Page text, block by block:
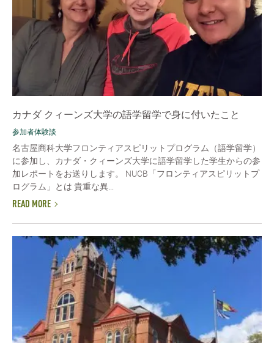
カナダ クィーンズ大学の語学留学で身に付いたこと
参加者体験談
名古屋商科大学フロンティアスピリットプログラム（語学留学）
に参加し、カナダ・クィーンズ大学に語学留学した学生からの参
加レポートをお送りします。 NUCB「フロンティアスピリットプ
ログラム」とは 貴重な異...
READ MORE